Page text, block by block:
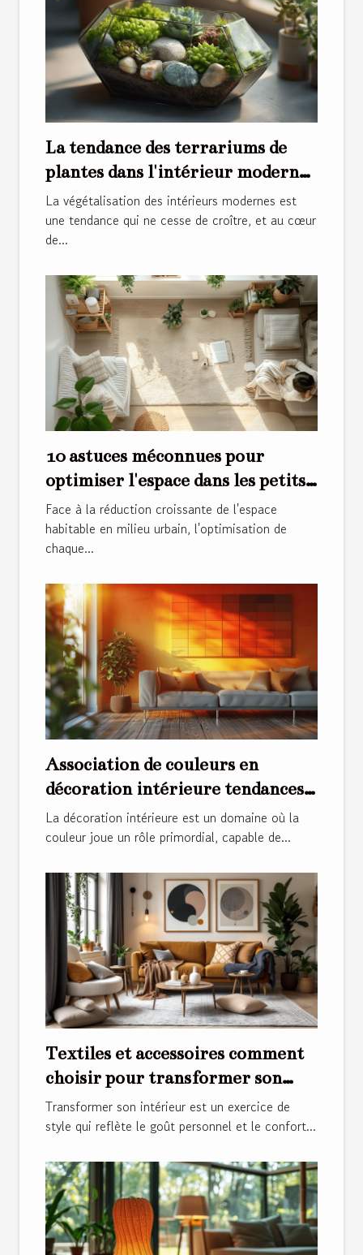
La tendance des terrariums de
plantes dans l'intérieur moderne
conseils et inspiration
La végétalisation des intérieurs modernes est
une tendance qui ne cesse de croître, et au cœur
de...
10 astuces méconnues pour
optimiser l'espace dans les petits
appartements
Face à la réduction croissante de l'espace
habitable en milieu urbain, l'optimisation de
chaque...
Association de couleurs en
décoration intérieure tendances
et harmonies gagnantes
La décoration intérieure est un domaine où la
couleur joue un rôle primordial, capable de...
Textiles et accessoires comment
choisir pour transformer son
intérieur
Transformer son intérieur est un exercice de
style qui reflète le goût personnel et le confort...